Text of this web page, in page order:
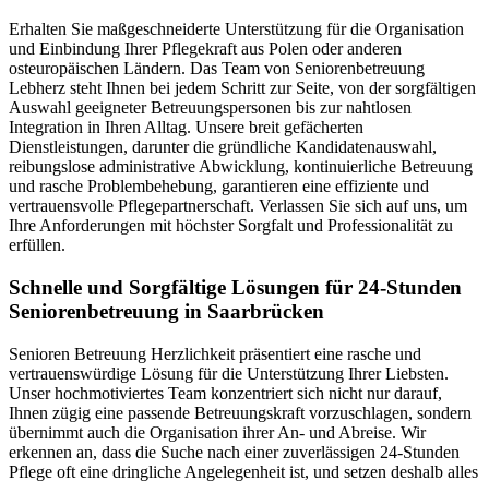
Erhalten Sie maßgeschneiderte Unterstützung für die Organisation
und Einbindung Ihrer Pflegekraft aus Polen oder anderen
osteuropäischen Ländern. Das Team von Seniorenbetreuung
Lebherz steht Ihnen bei jedem Schritt zur Seite, von der sorgfältigen
Auswahl geeigneter Betreuungspersonen bis zur nahtlosen
Integration in Ihren Alltag. Unsere breit gefächerten
Dienstleistungen, darunter die gründliche Kandidatenauswahl,
reibungslose administrative Abwicklung, kontinuierliche Betreuung
und rasche Problembehebung, garantieren eine effiziente und
vertrauensvolle Pflegepartnerschaft. Verlassen Sie sich auf uns, um
Ihre Anforderungen mit höchster Sorgfalt und Professionalität zu
erfüllen.
Schnelle und Sorgfältige Lösungen für 24-Stunden
Seniorenbetreuung in Saarbrücken
Senioren Betreuung Herzlichkeit präsentiert eine rasche und
vertrauenswürdige Lösung für die Unterstützung Ihrer Liebsten.
Unser hochmotiviertes Team konzentriert sich nicht nur darauf,
Ihnen zügig eine passende Betreuungskraft vorzuschlagen, sondern
übernimmt auch die Organisation ihrer An- und Abreise. Wir
erkennen an, dass die Suche nach einer zuverlässigen 24-Stunden
Pflege oft eine dringliche Angelegenheit ist, und setzen deshalb alles